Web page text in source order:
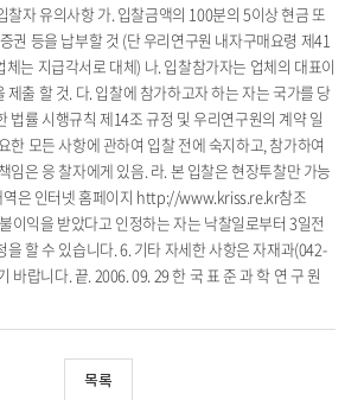
찰자 유의사항 가. 입찰금액의 100분의 5이상 현금 또
권 등을 납부할 것 (단 우리연구원 내자구매요령 제41
는 지급각서로 대체) 나. 입찰참가자는 업체의 대표이
제출 할 것. 다. 입찰에 참가하고자 하는 자는 국가를 당
법률 시행규칙 제14조 규정 및 우리연구원의 계약 일
한 모든 사항에 관하여 입찰 전에 숙지하고, 참가하여
임은 응 찰자에게 있음. 라. 본 입찰은 현장투찰만 가능
역은 인터넷 홈페이지 http://www.kriss.re.kr참조
이익을 받았다고 인정하는 자는 낙찰일로부터 3일전
을 할 수 있습니다. 6. 기타 자세한 사항은 자재과(042-
바랍니다. 끝. 2006. 09. 29 한 국 표 준 과 학 연 구 원
목록